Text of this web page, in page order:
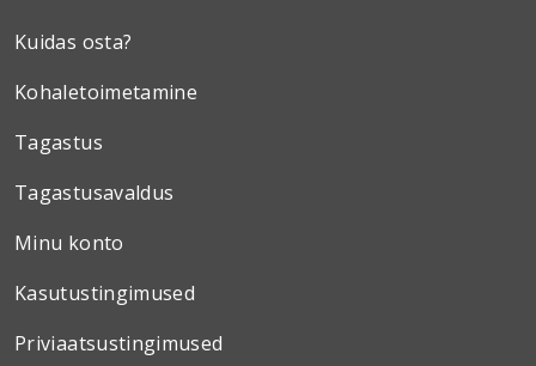
Kuidas osta?
Kohaletoimetamine
Tagastus
Tagastusavaldus
Minu konto
Kasutustingimused
Priviaatsustingimused